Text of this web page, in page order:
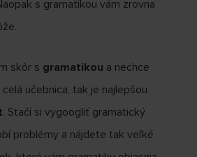
s gramatikou vám zrovna
skôr s gramatikou a nechce
učebnica, tak je najlepšou
. Stačí si vygoogliť gramatický
problémy a nájdete tak veľké